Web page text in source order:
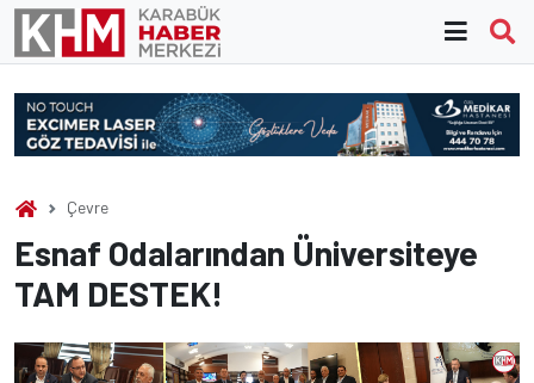
Skip
content
Çevre
Esnaf Odalarından Üniversiteye
TAM DESTEK!